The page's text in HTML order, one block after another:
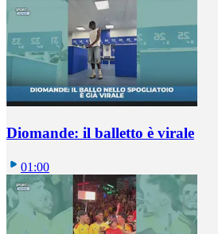
Diomande: il balletto è virale
01:00